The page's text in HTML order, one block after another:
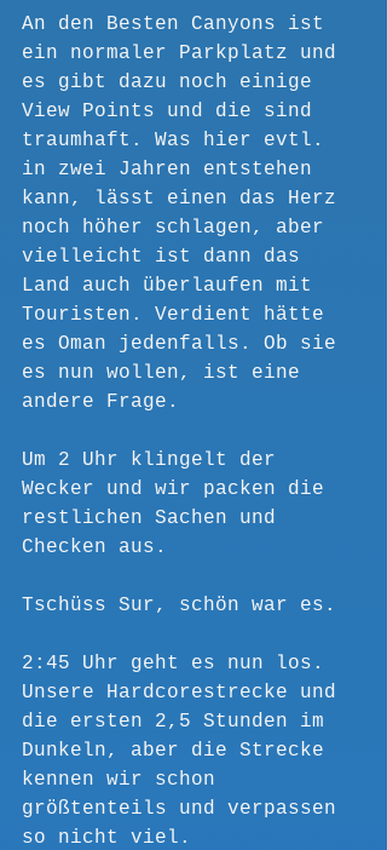
An den Besten Canyons ist
ein normaler Parkplatz und
es gibt dazu noch einige
View Points und die sind
traumhaft. Was hier evtl.
in zwei Jahren entstehen
kann, lässt einen das Herz
noch höher schlagen, aber
vielleicht ist dann das
Land auch überlaufen mit
Touristen. Verdient hätte
es Oman jedenfalls. Ob sie
es nun wollen, ist eine
andere Frage.
Um 2 Uhr klingelt der
Wecker und wir packen die
restlichen Sachen und
Checken aus.
Tschüss Sur, schön war es.
2:45 Uhr geht es nun los.
Unsere Hardcorestrecke und
die ersten 2,5 Stunden im
Dunkeln, aber die Strecke
kennen wir schon
größtenteils und verpassen
so nicht viel.